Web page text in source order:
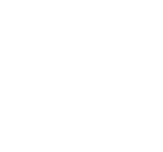
nhà hàng,..., cách
hàng không nên